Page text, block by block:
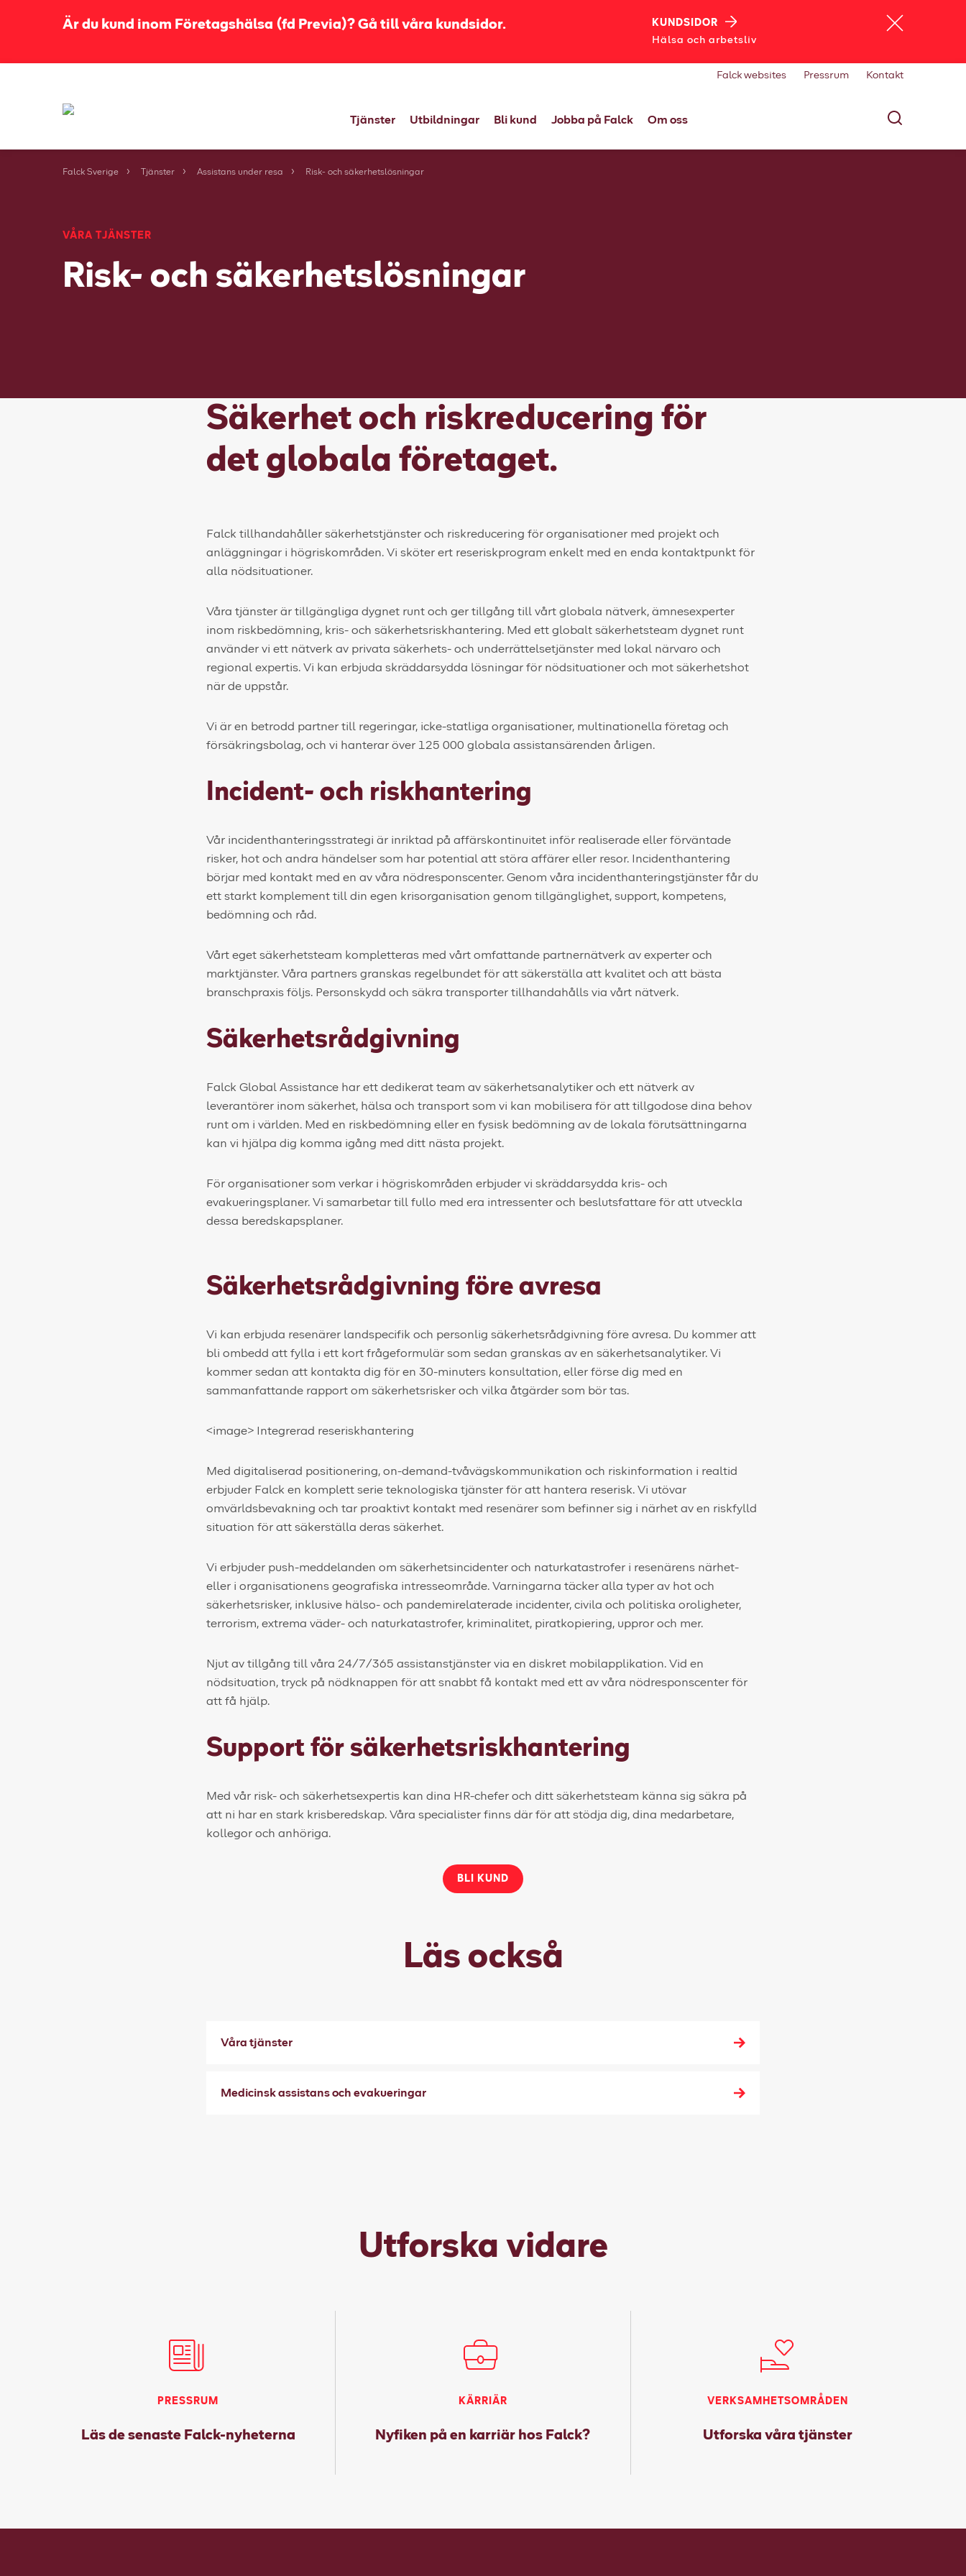
Är du kund inom Företagshälsa (fd Previa)? Gå till våra kundsidor.
KUNDSIDOR
Hälsa och arbetsliv
Falck websites Pressrum Kontakt
Tjänster Utbildningar Bli kund Jobba på Falck Om oss
Falck Sverige Tjänster Assistans under resa Risk- och säkerhetslösningar
VÅRA TJÄNSTER
Risk- och säkerhetslösningar
Säkerhet och riskreducering för
det globala företaget.
Falck tillhandahåller säkerhetstjänster och riskreducering för organisationer med projekt och
anläggningar i högriskområden. Vi sköter ert reseriskprogram enkelt med en enda kontaktpunkt för
alla nödsituationer.
Våra tjänster är tillgängliga dygnet runt och ger tillgång till vårt globala nätverk, ämnesexperter
inom riskbedömning, kris- och säkerhetsriskhantering. Med ett globalt säkerhetsteam dygnet runt
använder vi ett nätverk av privata säkerhets- och underrättelsetjänster med lokal närvaro och
regional expertis. Vi kan erbjuda skräddarsydda lösningar för nödsituationer och mot säkerhetshot
när de uppstår.
Vi är en betrodd partner till regeringar, icke-statliga organisationer, multinationella företag och
försäkringsbolag, och vi hanterar över 125 000 globala assistansärenden årligen.
Incident- och riskhantering
Vår incidenthanteringsstrategi är inriktad på affärskontinuitet inför realiserade eller förväntade
risker, hot och andra händelser som har potential att störa affärer eller resor. Incidenthantering
börjar med kontakt med en av våra nödresponscenter. Genom våra incidenthanteringstjänster får du
ett starkt komplement till din egen krisorganisation genom tillgänglighet, support, kompetens,
bedömning och råd.
Vårt eget säkerhetsteam kompletteras med vårt omfattande partnernätverk av experter och
marktjänster. Våra partners granskas regelbundet för att säkerställa att kvalitet och att bästa
branschpraxis följs. Personskydd och säkra transporter tillhandahålls via vårt nätverk.
Säkerhetsrådgivning
Falck Global Assistance har ett dedikerat team av säkerhetsanalytiker och ett nätverk av
leverantörer inom säkerhet, hälsa och transport som vi kan mobilisera för att tillgodose dina behov
runt om i världen. Med en riskbedömning eller en fysisk bedömning av de lokala förutsättningarna
kan vi hjälpa dig komma igång med ditt nästa projekt.
För organisationer som verkar i högriskområden erbjuder vi skräddarsydda kris- och
evakueringsplaner. Vi samarbetar till fullo med era intressenter och beslutsfattare för att utveckla
dessa beredskapsplaner.
Säkerhetsrådgivning före avresa
Vi kan erbjuda resenärer landspecifik och personlig säkerhetsrådgivning före avresa. Du kommer att
bli ombedd att fylla i ett kort frågeformulär som sedan granskas av en säkerhetsanalytiker. Vi
kommer sedan att kontakta dig för en 30-minuters konsultation, eller förse dig med en
sammanfattande rapport om säkerhetsrisker och vilka åtgärder som bör tas.
<image> Integrerad reseriskhantering
Med digitaliserad positionering, on-demand-tvåvägskommunikation och riskinformation i realtid
erbjuder Falck en komplett serie teknologiska tjänster för att hantera reserisk. Vi utövar
omvärldsbevakning och tar proaktivt kontakt med resenärer som befinner sig i närhet av en riskfylld
situation för att säkerställa deras säkerhet.
Vi erbjuder push-meddelanden om säkerhetsincidenter och naturkatastrofer i resenärens närhet-
eller i organisationens geografiska intresseområde. Varningarna täcker alla typer av hot och
säkerhetsrisker, inklusive hälso- och pandemirelaterade incidenter, civila och politiska oroligheter,
terrorism, extrema väder- och naturkatastrofer, kriminalitet, piratkopiering, uppror och mer.
Njut av tillgång till våra 24/7/365 assistanstjänster via en diskret mobilapplikation. Vid en
nödsituation, tryck på nödknappen för att snabbt få kontakt med ett av våra nödresponscenter för
att få hjälp.
Support för säkerhetsriskhantering
Med vår risk- och säkerhetsexpertis kan dina HR-chefer och ditt säkerhetsteam känna sig säkra på
att ni har en stark krisberedskap. Våra specialister finns där för att stödja dig, dina medarbetare,
kollegor och anhöriga.
BLI KUND
Läs också
Våra tjänster
Medicinsk assistans och evakueringar
Utforska vidare
PRESSRUM
Läs de senaste Falck-nyheterna
KÄRRIÄR
Nyfiken på en karriär hos Falck?
VERKSAMHETSOMRÅDEN
Utforska våra tjänster